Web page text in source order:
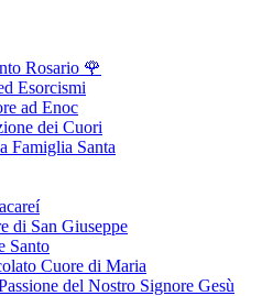
Rosario 🌹
Esorcismi
ad Enoc
dei Cuori
Famiglia Santa
di San Giuseppe
Santo
Cuore di Maria
del Nostro Signore Gesù